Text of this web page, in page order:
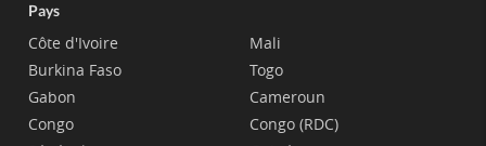
Pays
Côte d'Ivoire
Burkina Faso
Gabon
Congo
Mali
Togo
Cameroun
Congo (RDC)